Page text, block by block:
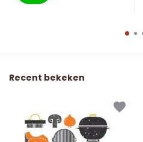
Recent bekeken